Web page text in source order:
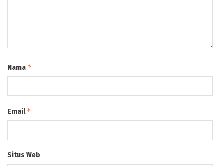
Nama *
Email*
Situs Web